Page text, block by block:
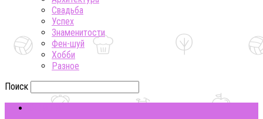
Свадьба
Успех
Знаменитости
Фен-шуй
Хобби
Разное
Поиск